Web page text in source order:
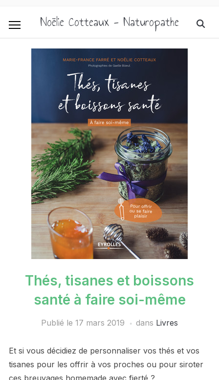
Noëlie Cotteaux - Naturopathe
Thés, tisanes et boissons
santé à faire soi-même
Publié le 17 mars 2019 dans Livres
Et si vous décidiez de personnaliser vos thés et vos
tisanes pour les offrir à vos proches ou pour siroter
ces breuvages homemade avec fierté ?